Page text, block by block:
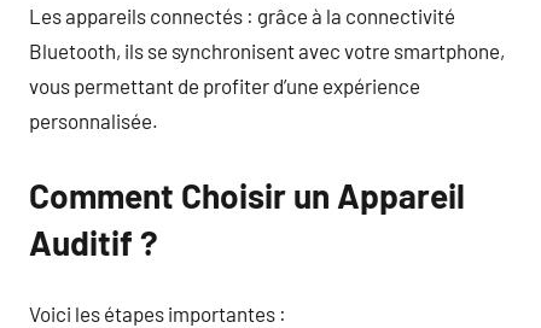
Les appareils connectés : grâce à la connectivité
Bluetooth, ils se synchronisent avec votre smartphone,
vous permettant de profiter d’une expérience
personnalisée.
Comment Choisir un Appareil
Auditif ?
Voici les étapes importantes :